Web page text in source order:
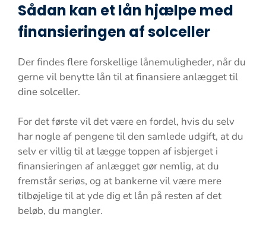
Sådan kan et lån hjælpe med
finansieringen af solceller
Der findes flere forskellige lånemuligheder, når du
gerne vil benytte lån til at finansiere anlægget til
dine solceller.
For det første vil det være en fordel, hvis du selv
har nogle af pengene til den samlede udgift, at du
selv er villig til at lægge toppen af isbjerget i
finansieringen af anlægget gør nemlig, at du
fremstår seriøs, og at bankerne vil være mere
tilbøjelige til at yde dig et lån på resten af det
beløb, du mangler.